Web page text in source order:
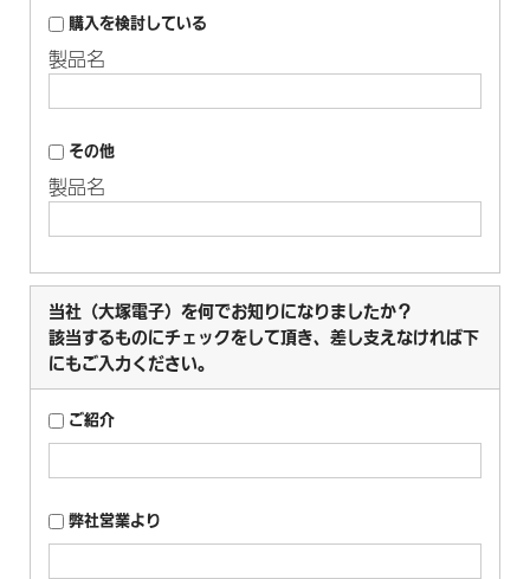
購入を検討している
製品名
その他
製品名
当社（大塚電子）を何でお知りになりましたか？
該当するものにチェックをして頂き、差し支えなければ下
にもご入力ください。
ご紹介
弊社営業より